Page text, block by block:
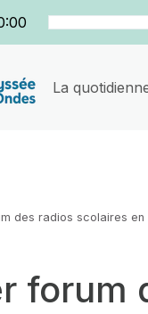
La
des radios scolaires en
forum